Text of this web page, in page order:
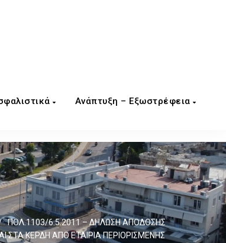
Ανάπτυξη – Εξωστρέφεια
ΠΟΛ.1103/6.5.2011 – ΔΗΛΩΣΗ ΑΠΟΔΟΣΗΣ
ΚΕΡΔΗ ΑΠΟ ΕΤΑΙΡΙΑ ΠΕΡΙΟΡΙΣΜΕΝΗΣ